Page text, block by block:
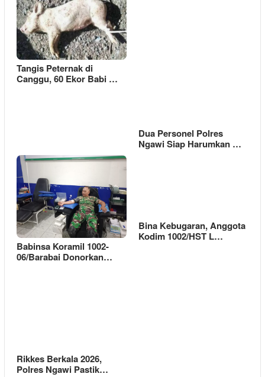
Tangis Peternak di
Canggu, 60 Ekor Babi …
Dua Personel Polres
Ngawi Siap Harumkan …
Babinsa Koramil 1002-
06/Barabai Donorkan…
Bina Kebugaran, Anggota
Kodim 1002/HST L…
Rikkes Berkala 2026,
Polres Ngawi Pastik…